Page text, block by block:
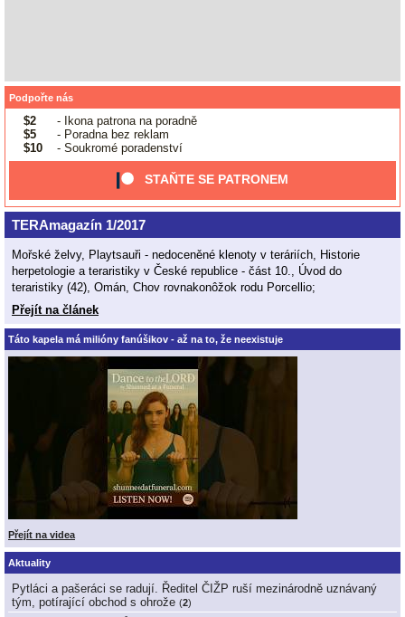
Podpořte nás
$2
- Ikona patrona na poradně
$5
- Poradna bez reklam
$10
- Soukromé poradenství
STAŇTE SE PATRONEM
TERAmagazín 1/2017
Mořské želvy, Playtsauři - nedoceněné klenoty v teráriích, Historie
herpetologie a teraristiky v České republice - část 10., Úvod do
teraristiky (42), Omán, Chov rovnakonôžok rodu Porcellio;
Přejít na článek
Táto kapela má milióny fanúšikov - až na to, že neexistuje
Přejít na videa
Aktuality
Pytláci a pašeráci se radují. Ředitel ČIŽP ruší mezinárodně uznávaný
tým, potírající obchod s ohrože (2)